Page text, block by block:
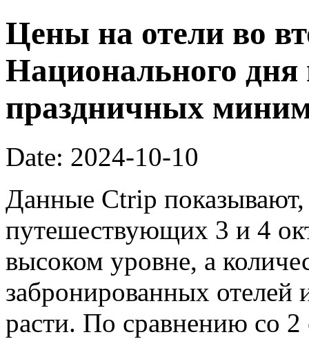
Цены на отели во
Национального дня
праздничных
Date: 2024-10-10
Данные Ctrip показывают,
путешествующих 3 и 4
высоком уровне, а
забронированных отелей
расти. По сравнению со 2